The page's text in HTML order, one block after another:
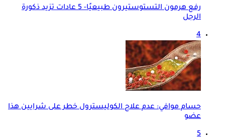
رفع هرمون التستوستيرون طبيعيًا- 5 عادات تزيد ذكورة
الرجل
4
حسام موافي: عدم علاج الكوليسترول خطر على شرايين هذا
عضو
5